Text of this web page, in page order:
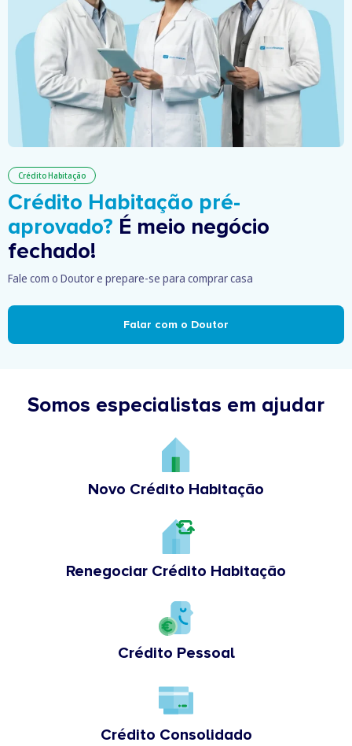
Crédito Habitação
Crédito Habitação pré-
aprovado? É meio negócio
fechado!
Fale com o Doutor e prepare-se para comprar casa
Falar com o Doutor
Somos especialistas em ajudar
Novo Crédito Habitação
Renegociar Crédito Habitação
Crédito Pessoal
Crédito Consolidado